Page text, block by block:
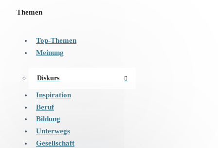
Themen
Top-Themen
Meinung
Diskurs
Inspiration
Beruf
Bildung
Unterwegs
Gesellschaft